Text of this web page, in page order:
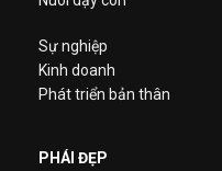
Sự nghiệp
Kinh doanh
Phát triển bản thân
PHÁI ĐẸP